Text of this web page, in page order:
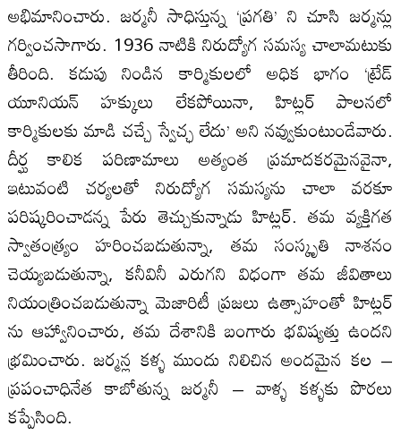
అభిమానించారు. జర్మనీ సాధిస్తున్న ‘ప్రగతి’ ని చూసి జర్మన్లు
గర్వించసాగారు. 1936 నాటికి నిరుద్యోగ సమస్య చాలామటుకు
తీరింది. కడుపు నిండిన కార్మికులలో అధిక భాగం ‘ట్రేడ్
యూనియన్ హక్కులు లేకపోయినా, హిట్లర్ పాలనలో
కార్మికులకు మాడి చచ్చే స్వేచ్ఛ లేదు’ అని నవ్వుకుంటుండేవారు.
దీర్ఘ కాలిక పరిణామాలు అత్యంత ప్రమాదకరమైనవైనా,
ఇటువంటి చర్యలతో నిరుద్యోగ సమస్యను చాలా వరకూ
పరిష్కరించాడన్న పేరు తెచ్చుకున్నాడు హిట్లర్. తమ వ్యక్తిగత
స్వాతంత్ర్యం హరించబడుతున్నా, తమ సంస్కృతి నాశనం
చెయ్యబడుతున్నా, కనీవినీ ఎరుగని విధంగా తమ జీవితాలు
నియంత్రించబడుతున్నా మెజారిటీ ప్రజలు ఉత్సాహంతో హిట్లర్
ను ఆహ్వానించారు, తమ దేశానికి బంగారు భవిష్యత్తు ఉందని
భ్రమించారు. జర్మన్ల కళ్ళ ముందు నిలిచిన అందమైన కల –
ప్రపంచాధినేత కాబోతున్న జర్మనీ – వాళ్ళ కళ్ళకు పొరలు
కప్పేసింది.